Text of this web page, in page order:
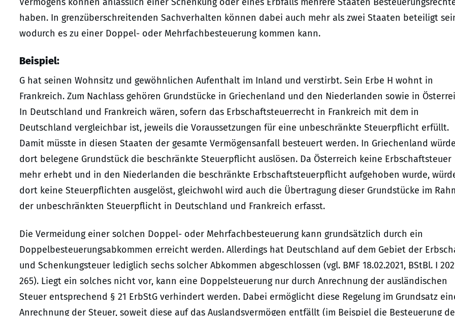
haben. In grenzüberschreitenden Sachverhalten können dabei auch mehr als zwei Staaten beteiligt
wodurch es zu einer Doppel- oder Mehrfachbesteuerung kommen kann.
Beispiel:
G hat seinen Wohnsitz und gewöhnlichen Aufenthalt im Inland und verstirbt. Sein Erbe H wohnt in
Frankreich. Zum Nachlass gehören Grundstücke in Griechenland und den Niederlanden sowie in
In Deutschland und Frankreich wären, sofern das Erbschaftsteuerrecht in Frankreich mit dem in
Deutschland vergleichbar ist, jeweils die Voraussetzungen für eine unbeschränkte Steuerpflicht erfüllt.
Damit müsste in diesen Staaten der gesamte Vermögensanfall besteuert werden. In Griechenland
dort belegene Grundstück die beschränkte Steuerpflicht auslösen. Da Österreich keine Erbschaftsteuer
mehr erhebt und in den Niederlanden die beschränkte Erbschaftsteuerpflicht aufgehoben wurde,
dort keine Steuerpflichten ausgelöst, gleichwohl wird auch die Übertragung dieser Grundstücke im
der unbeschränkten Steuerpflicht in Deutschland und Frankreich erfasst.
Die Vermeidung einer solchen Doppel- oder Mehrfachbesteuerung kann grundsätzlich durch ein
Doppelbesteuerungsabkommen erreicht werden. Allerdings hat Deutschland auf dem Gebiet der
und Schenkungsteuer lediglich sechs solcher Abkommen abgeschlossen (vgl. BMF 18.02.2021, BStBl. I
265). Liegt ein solches nicht vor, kann eine Doppelsteuerung nur durch Anrechnung der ausländischen
Steuer entsprechend § 21 ErbStG verhindert werden. Dabei ermöglicht diese Regelung im Grundsatz
Anrechnung der Steuer, soweit diese auf das Auslandsvermögen entfällt (im Beispiel die Besteuerung